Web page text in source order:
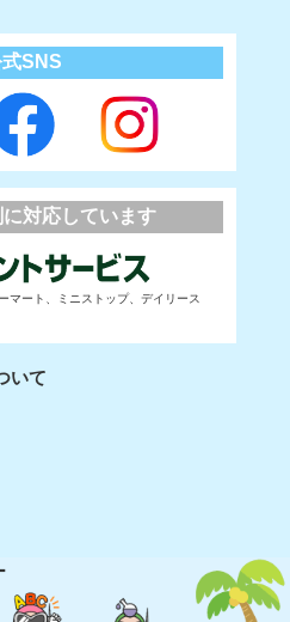
SNS
対応しています
マート、ミニストップ、デイリース
いて